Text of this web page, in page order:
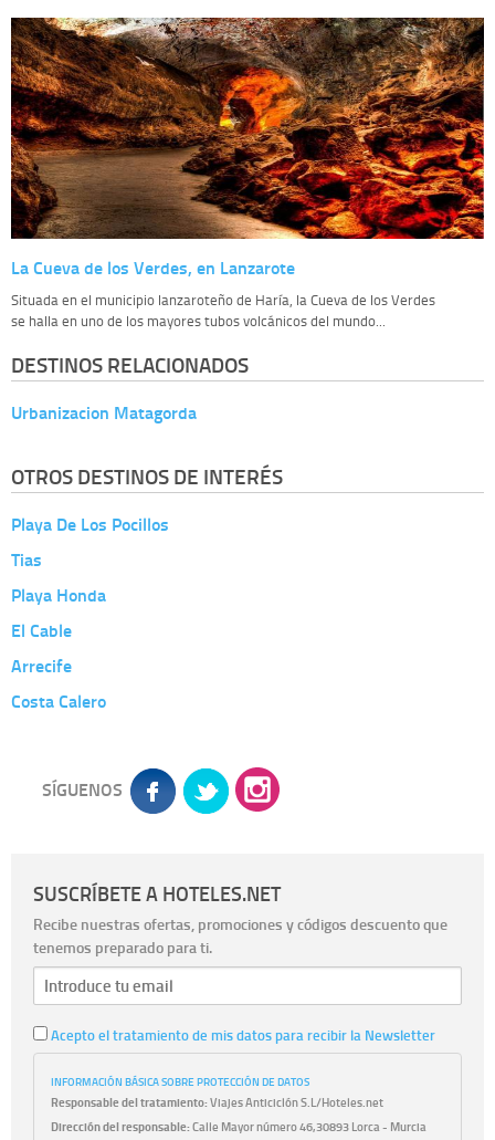
La Cueva de los Verdes, en Lanzarote
Situada en el municipio lanzaroteño de Haría, la Cueva de los Verdes
se halla en uno de los mayores tubos volcánicos del mundo...
DESTINOS RELACIONADOS
Urbanizacion Matagorda
OTROS DESTINOS DE INTERÉS
Playa De Los Pocillos
Tias
Playa Honda
El Cable
Arrecife
Costa Calero
SÍGUENOS
SUSCRÍBETE A HOTELES.NET
Recibe nuestras ofertas, promociones y códigos descuento que
tenemos preparado para ti.
Acepto el tratamiento de mis datos para recibir la Newsletter
INFORMACIÓN BÁSICA SOBRE PROTECCIÓN DE DATOS
Responsable del tratamiento:Viajes Anticiclón S.L/Hoteles.net
Dirección del responsable:Calle Mayor número 46,30893 Lorca - Murcia